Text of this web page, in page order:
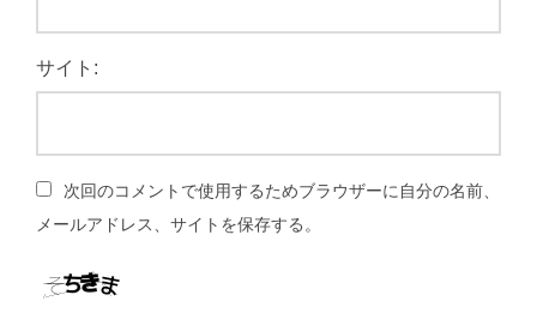
サイト:
次回のコメントで使用するためブラウザーに自分の名前、
メールアドレス、サイトを保存する。